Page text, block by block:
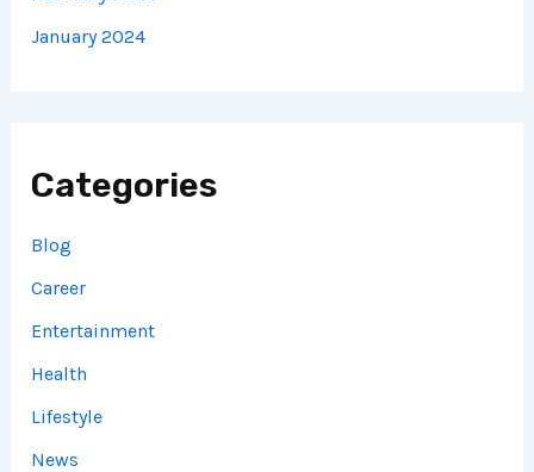
January 2024
Categories
Blog
Career
Entertainment
Health
Lifestyle
News